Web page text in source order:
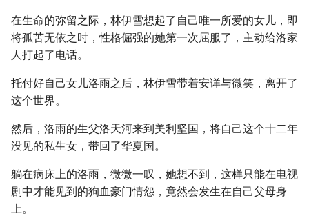
在生命的弥留之际，林伊雪想起了自己唯一所爱的女儿，即
将孤苦无依之时，性格倔强的她第一次屈服了，主动给洛家
人打起了电话。
托付好自己女儿洛雨之后，林伊雪带着安详与微笑，离开了
这个世界。
然后，洛雨的生父洛天河来到美利坚国，将自己这个十二年
没见的私生女，带回了华夏国。
躺在病床上的洛雨，微微一叹，她想不到，这样只能在电视
剧中才能见到的狗血豪门情怨，竟然会发生在自己父母身
上。